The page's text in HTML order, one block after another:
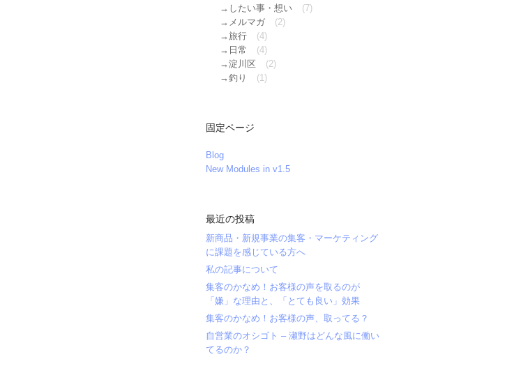
したい事・想い
(7)
メルマガ
(2)
旅行
(4)
日常
(4)
淀川区
(2)
釣り
(1)
固定ページ
Blog
New Modules in v1.5
最近の投稿
新商品・新規事業の集客・マーケティング
に課題を感じている方へ
私の記事について
集客のかなめ！お客様の声を取るのが
「嫌」な理由と、「とても良い」効果
集客のかなめ！お客様の声、取ってる？
自営業のオシゴト – 瀬野はどんな風に働い
てるのか？